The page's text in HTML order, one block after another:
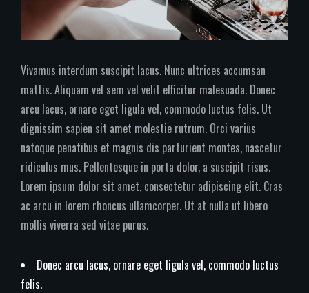
Vivamus interdum suscipit lacus. Nunc ultrices accumsan
mattis. Aliquam vel sem vel velit efficitur malesuada. Donec
arcu lacus, ornare eget ligula vel, commodo luctus felis. Ut
dignissim sapien sit amet molestie rutrum. Orci varius
natoque penatibus et magnis dis parturient montes, nascetur
ridiculus mus. Pellentesque in porta dolor, a suscipit risus.
Lorem ipsum dolor sit amet, consectetur adipiscing elit. Cras
ac arcu in lorem rhoncus ullamcorper. Ut at nulla ut libero
mollis viverra sed vitae purus.
Donec arcu lacus, ornare eget ligula vel, commodo luctus
felis.